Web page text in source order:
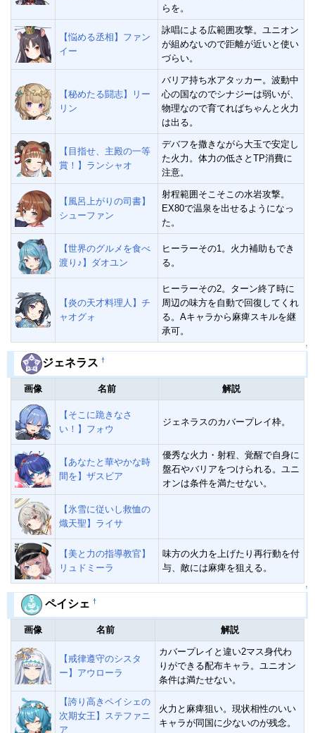
らを。
【悩める丞相】ファン
イー
詠唱による広範囲攻撃。ユニオン
が組めないので距離が近いと使い
づらい。
【秘めたる闘志】リー
リン
バリア持ち水アタッカー。波動中
心の国なのでシナジーは弱いが、
物理なので育てればちゃんと火力
は出る。
【目指せ、主殿の一等
賞！】ランシャオ
デバフを撒きながら大玉で安定し
た火力。体力の低さとTP消費に
注意。
【風呂上がりの司書】
シューファン
射程範囲そこそこの水岩攻撃。
EX80で温泉を出せるようになっ
た。
【世界のグルメを食べ
渡り♪】ダオユン
ヒーラーその1。火力補助もでき
る。
【炎の天才料理人】チ
ャオグォ
ヒーラーその2。ターン終了時に
周辺の味方を自動で回復してくれ
る。Aキャラから麻痺スキルを継
承可。
↑
ジェネラス †
画像 名前 解説
【そこに跪きなさ
い！】フォウ
ジェネラスのカバープレイ枠。
【あなたと華やかな時
間を】ザスビア
優秀な火力・射程、覚醒で自身に
盤石やバリアをつけられる。ユニ
オンは条件を満たせない。
【氷雪に従いし救恤の
熾天聖】ライサ
【美と力の指導教官】
リュドミーラ
味方の火力を上げたり再行動を付
与、敵には麻痺を狙える。
↑
ペイシェ †
画像 名前 解説
【戒律遵守のシスタ
ー】アウローラ
カバープレイと違い2マス身代わ
りができる配布キャラ。ユニオン
条件は満たせない。
【誇り高きペイシェの
次期女王】ステファニ
ア
火力と麻痺狙い。現状相性のいい
キャラが同国に少ないのが残念。